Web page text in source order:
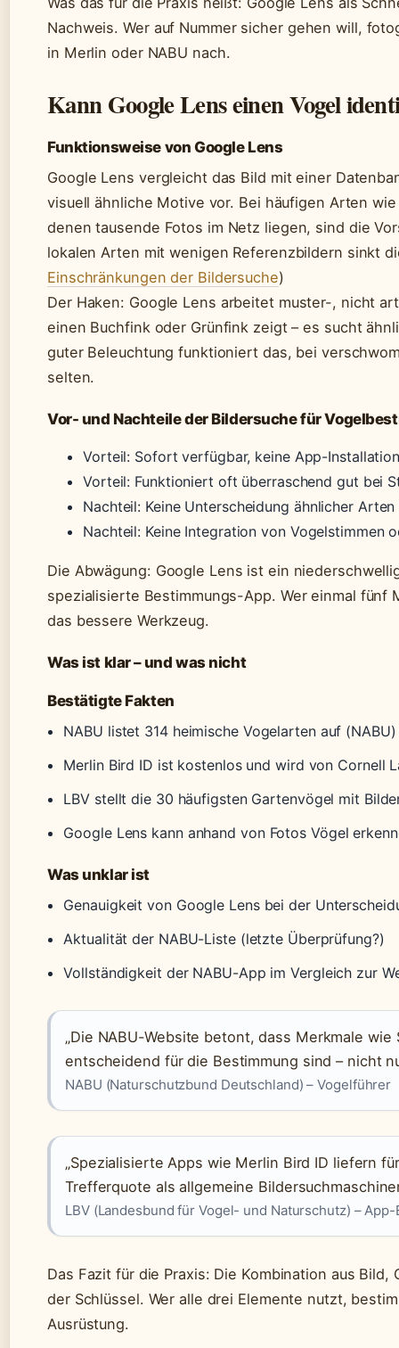
Nachweis. Wer auf Nummer sicher gehen will,
in Merlin oder NABU nach.
Kann Google Lens einen Vogel
Funktionsweise von Google Lens
Google Lens vergleicht das Bild mit einer
visuell ähnliche Motive vor. Bei häufigen Arten
denen tausende Fotos im Netz liegen, sind die
lokalen Arten mit wenigen Referenzbildern sinkt
Einschränkungen der Bildersuche)
Der Haken: Google Lens arbeitet muster-, nicht
einen Buchfink oder Grünfink zeigt – es sucht
guter Beleuchtung funktioniert das, bei
selten.
Vor- und Nachteile der Bildersuche für
Vorteil: Sofort verfügbar, keine App-
Vorteil: Funktioniert oft überraschend gut bei
Nachteil: Keine Unterscheidung ähnlicher
Nachteil: Keine Integration von Vogelstimmen
Die Abwägung: Google Lens ist ein
spezialisierte Bestimmungs-App. Wer einmal
das bessere Werkzeug.
Was ist klar – und was nicht
Bestätigte Fakten
NABU listet 314 heimische Vogelarten auf (NABU)
Merlin Bird ID ist kostenlos und wird von Cornell
LBV stellt die 30 häufigsten Gartenvögel mit
Google Lens kann anhand von Fotos Vögel
Was unklar ist
Genauigkeit von Google Lens bei der
Aktualität der NABU-Liste (letzte Überprüfung?)
Vollständigkeit der NABU-App im Vergleich zur
„Die NABU-Website betont, dass Merkmale
entscheidend für die Bestimmung sind – nicht
NABU (Naturschutzbund Deutschland) – Vogelführer
„Spezialisierte Apps wie Merlin Bird ID liefern
Trefferquote als allgemeine
LBV (Landesbund für Vogel- und Naturschutz) –
Das Fazit für die Praxis: Die Kombination aus
der Schlüssel. Wer alle drei Elemente nutzt,
Ausrüstung.